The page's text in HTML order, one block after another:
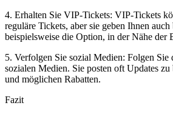
4. Erhalten Sie VIP-Tickets: VIP-Tickets
reguläre Tickets, aber sie geben Ihnen auch
beispielsweise die Option, in der Nähe der
5. Verfolgen Sie sozial Medien: Folgen Sie
sozialen Medien. Sie posten oft Updates
und möglichen Rabatten.
Fazit